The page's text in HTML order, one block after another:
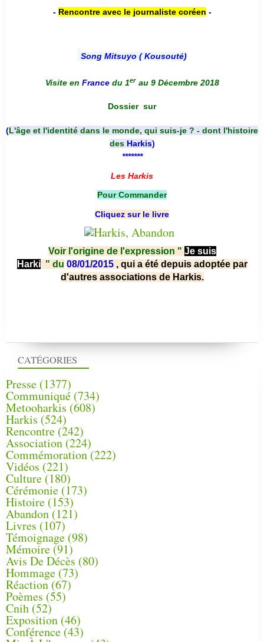
CATÉGORIES
Presse (1377)
Communiqué (734)
Metooharkis (608)
Harkis (524)
Rencontre (242)
Association (224)
Commémoration(222)
Vidéos (221)
Culture(180)
Cérémonie (173)
Histoire (153)
Abandon(121)
Livres (107)
Témoignage (98)
Mémoire (91)
Avis De Décès (80)
Hommage (73)
Réaction(67)
Poèmes (55)
Cnih (52)
Exposition (46)
Conférence(43)
- Rencontre avec le journaliste coréen -
Song Mitsuyo ( Kousouté)
Visite en France du 1er au 9 Décembre 2018
Dossier sur
(L'âge et l'identité dans le monde, qui suis-je ? - dont l'histoire
des Harkis)
*******
Les Harkis
Pour Commander
Cliquez sur le livre
Voir l'origine de l'expression " Je suis
Harki " du 08/01/2015 , qui a été depuis adoptée par
d'autres associations de Harkis.